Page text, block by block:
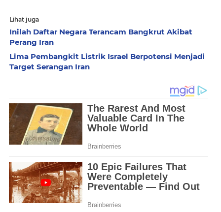
Lihat juga
Inilah Daftar Negara Terancam Bangkrut Akibat
Perang Iran
Lima Pembangkit Listrik Israel Berpotensi Menjadi
Target Serangan Iran